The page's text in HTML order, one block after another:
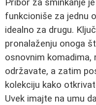
Pribor za šminkanje
funkcioniše za jednu
idealno za drugu.
pronalaženju onoga
osnovnim komadima,
održavate, a zatim
kolekciju kako
Uvek imajte na umu